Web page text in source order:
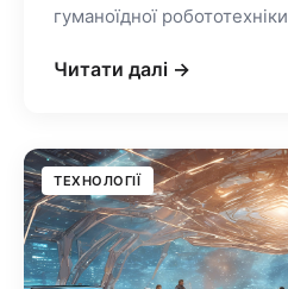
гуманоїдної
Читати далі →
ТЕХНОЛОГІЇ